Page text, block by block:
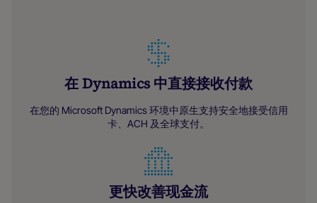
在 Dynamics 中直接接收付款
在您的 Microsoft Dynamics 环境中原生支持安全地接受信用
卡、ACH 及全球支付。
更快改善现金流